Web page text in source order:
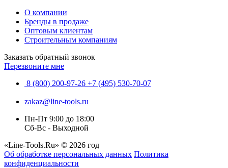
О компании
Бренды в продаже
Оптовым клиентам
Строительным компаниям
Заказать обратный звонок
Перезвоните мне
8 (800) 200-97-26 +7 (495) 530-70-07
zakaz@line-tools.ru
Пн-Пт 9:00 до 18:00
Сб-Вс - Выходной
«Line-Tools.Ru» © 2026 год
Об обработке персональных данных Политика
конфиденциальности